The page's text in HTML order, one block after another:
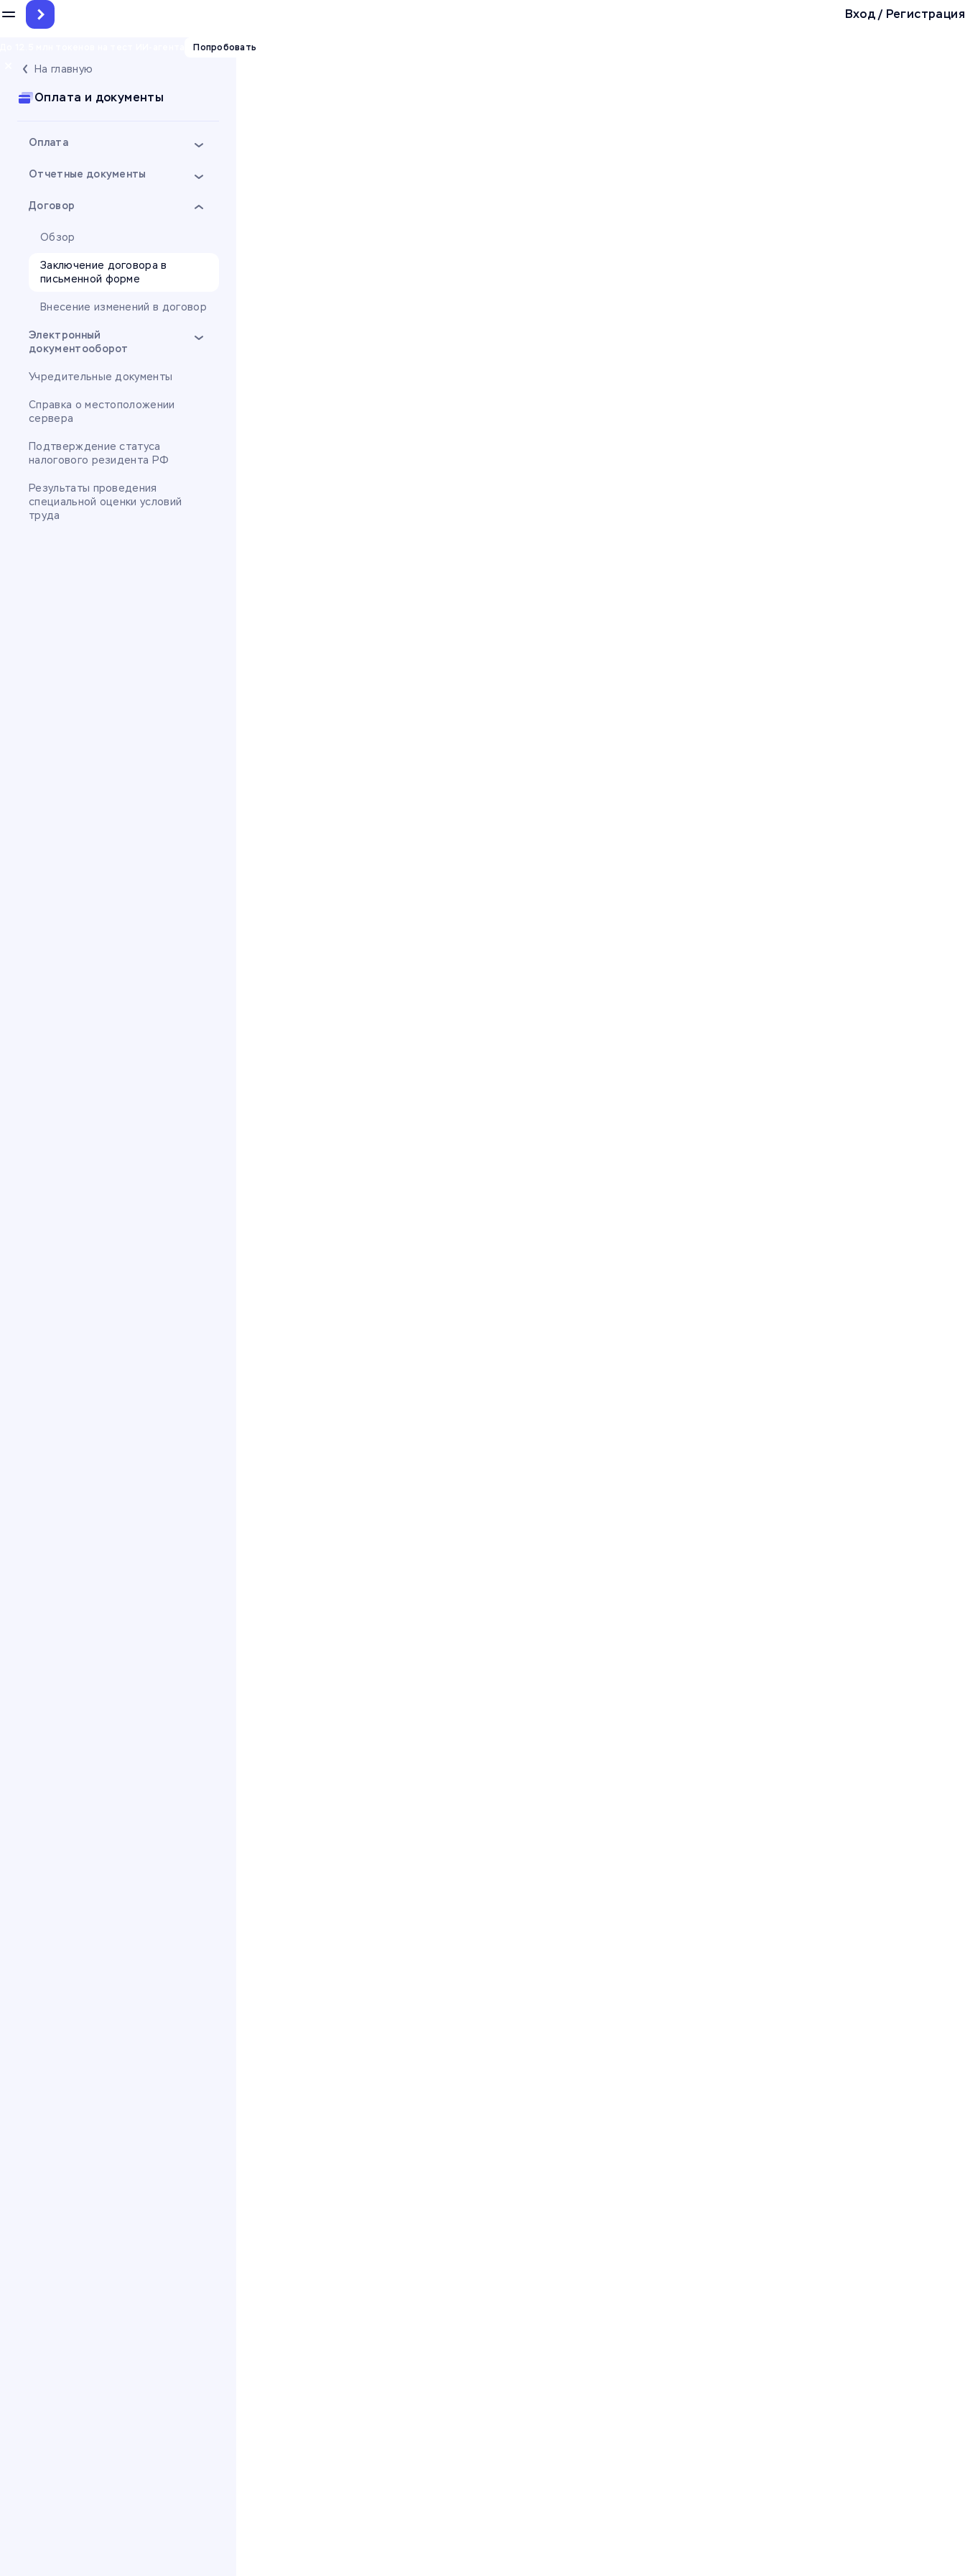
Попробовать
Вход/ Регистрация
На главную
Оплата и документы
Оплата
Отчетные документы
Договор
Обзор
Заключение договора в
письменной форме
Внесение изменений в договор
Электронный
документооборот
Учредительные документы
Справка о местоположении
сервера
Подтверждение статуса
налогового резидента РФ
Результаты проведения
специальной оценки условий
труда